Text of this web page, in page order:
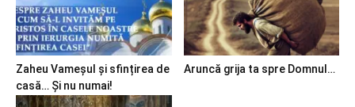
Zaheu Vameșul și sfințirea de
casă… Și nu numai!
Aruncă grija ta spre Domnul…